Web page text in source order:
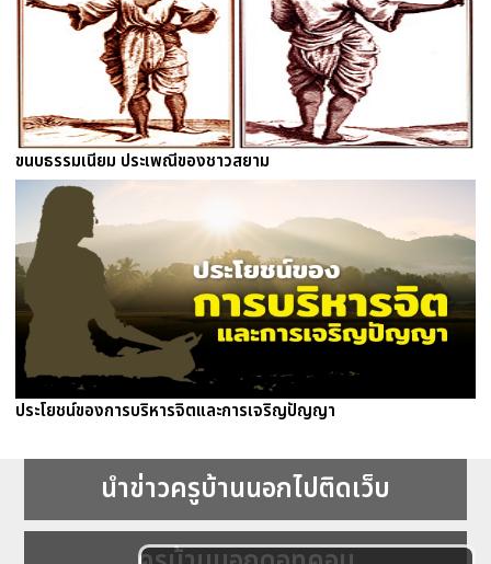
ขนบธรรมเนียม ประเพณีของชาวสยาม
ประโยชน์ของการบริหารจิตและการเจริญปัญญา
นำข่าวครูบ้านนอกไปติดเว็บ